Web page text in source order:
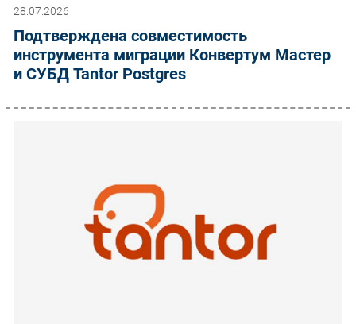
28.07.2026
Подтверждена совместимость
инструмента миграции Конвертум Мастер
и СУБД Tantor Postgres